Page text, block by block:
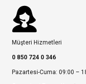
Müşteri Hizmetleri
0 850 724 0 346
Pazartesi-Cuma: 09:00 –